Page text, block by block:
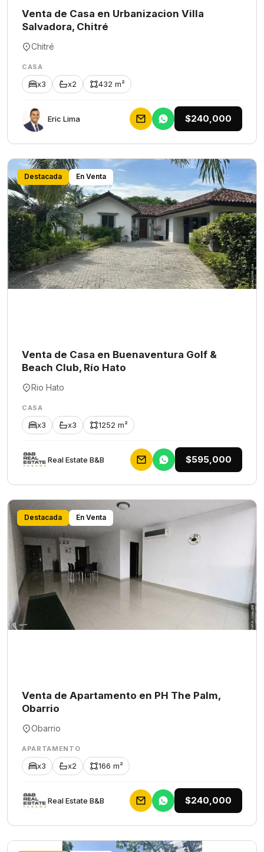
Venta de Casa en Urbanizacion Villa
Salvadora, Chitré
Chitré
CASA
x3 x2 432 m²
Eric Lima $240,000
Destacada En Venta
Venta de Casa en Buenaventura Golf &
Beach Club, Río Hato
Rio Hato
CASA
x3 x3 1252 m²
Rеаl Еstаtе В&В $595,000
Destacada En Venta
Venta de Apartamento en PH The Palm,
Obarrio
Obarrio
APARTAMENTO
x3 x2 166 m²
Rеаl Еstаtе В&В $240,000